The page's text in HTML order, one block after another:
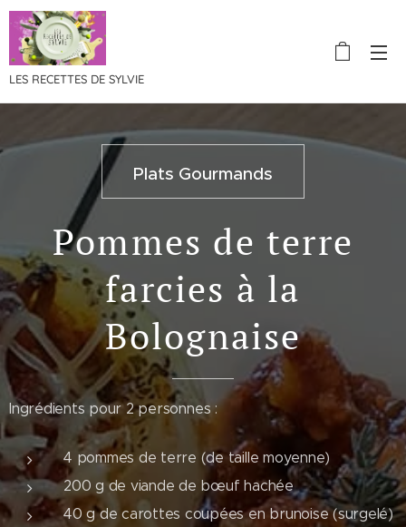
LES RECETTES DE SYLVIE
Plats Gourmands
Pommes de terre
farcies à la
Bolognaise
Ingrédients pour 2 personnes :
4 pommes de terre (de taille moyenne)
200 g de viande de bœuf hachée
40 g de carottes coupées en brunoise (surgelé)